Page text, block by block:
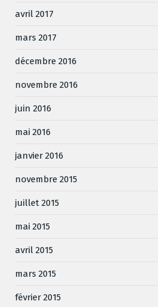
avril 2017
mars 2017
décembre 2016
novembre 2016
juin 2016
mai 2016
janvier 2016
novembre 2015
juillet 2015
mai 2015
avril 2015
mars 2015
février 2015